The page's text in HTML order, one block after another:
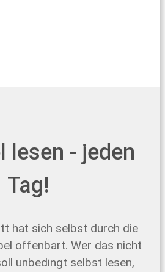
lesen - jeden
Tag!
hat sich selbst durch die
offenbart. Wer das nicht
unbedingt selbst lesen,